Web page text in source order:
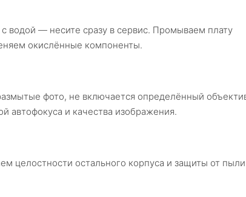
водой — несите сразу в сервис. Промываем плату
окислённые компоненты.
фото, не включается определённый
автофокуса и качества изображения.
целостности остального корпуса и защиты от пыли